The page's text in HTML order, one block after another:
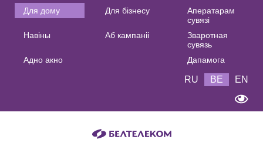
Основная
навигация
Для дому Для бізнесу
Аператарам
сувязі
Навіны
Аб кампаніі
Зваротная
сувязь
Адно акно
Дапамога
RU BE EN